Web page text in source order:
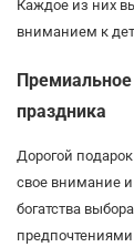
Каждое из них
вниманием к
Премиальное
праздника
Дорогой
свое внимание
богатства